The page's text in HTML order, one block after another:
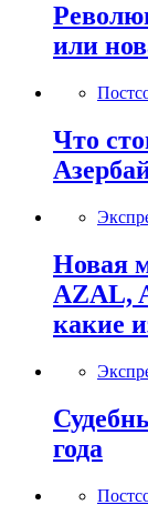
или
Что
Новая
AZAL,
какие
года